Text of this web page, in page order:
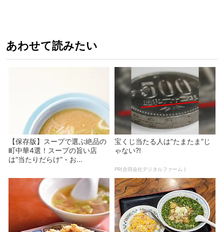
あわせて読みたい
【保存版】スープで選ぶ絶品の
町中華4選！スープの旨い店
は“当たりだらけ” - お...
宝くじ当たる人は“たまたま”じ
ゃない?!
PR(合同会社デジタルファーム )